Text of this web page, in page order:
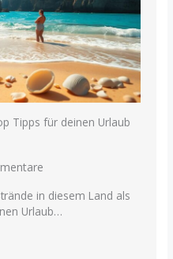
Tipps für deinen Urlaub
in diesem Land als
Urlaub…